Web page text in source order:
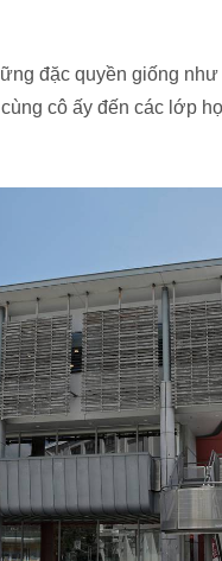
đặc quyền giống
cô ấy đến các lớp